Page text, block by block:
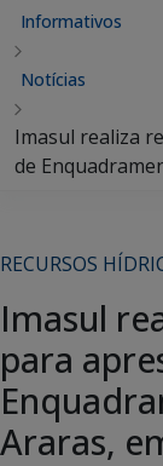
Informativos
Notícias
Imasul realiza
de
RECURSOS
Imasul
para
Araras,